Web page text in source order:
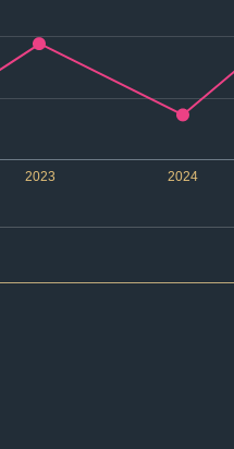
2023 2024